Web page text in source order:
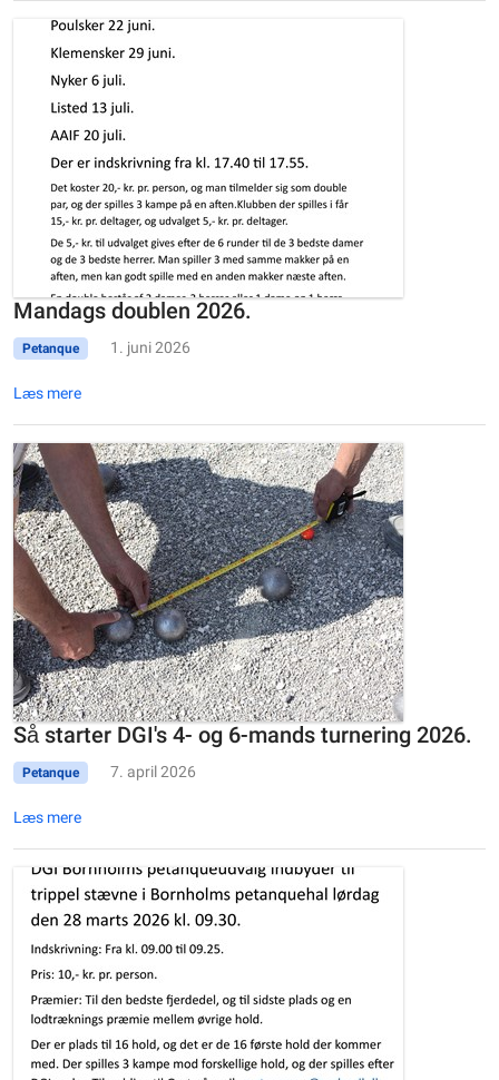
Mandags doublen 2026.
Petanque 1. juni 2026
Læs mere
Så starter DGI's 4- og 6-mands turnering 2026.
Petanque 7. april 2026
Læs mere